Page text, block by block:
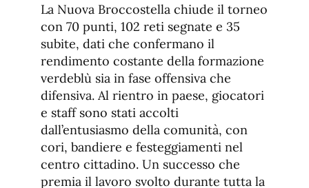
La Nuova Broccostella chiude il torneo
con 70 punti, 102 reti segnate e 35
subite, dati che confermano il
rendimento costante della formazione
verdeblù sia in fase offensiva che
difensiva. Al rientro in paese, giocatori
e staff sono stati accolti
dall’entusiasmo della comunità, con
cori, bandiere e festeggiamenti nel
centro cittadino. Un successo che
premia il lavoro svolto durante tutta la